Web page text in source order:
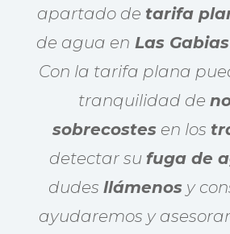
apartado de tarifa
de agua en Las
Con la tarifa plana
tranquilidad de
sobrecostes en los
detectar sufuga de
dudes llámenosy
ayudaremos y